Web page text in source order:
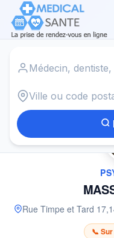
MASSET RICHARD
Rue Timpe et Tard 17,
📞